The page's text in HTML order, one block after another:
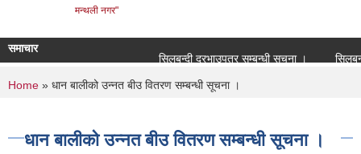
मन्थली नगर"
समाचार
सिलबन्दी दरभाउपत्र सम्बन्धी सूचना ।
सिलबन्दी
You are here
Home » धान बालीको उन्नत बीउ वितरण सम्बन्धी सूचना ।
धान बालीको उन्नत बीउ वितरण सम्बन्धी सूचना ।